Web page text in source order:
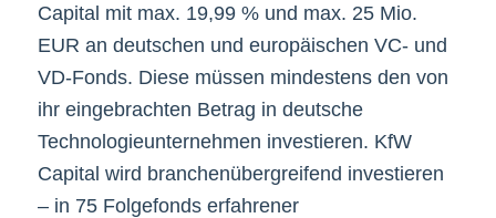
Capital mit max. 19,99 % und max. 25 Mio.
EUR an deutschen und europäischen VC- und
VD-Fonds. Diese müssen mindestens den von
ihr eingebrachten Betrag in deutsche
Technologieunternehmen investieren. KfW
Capital wird branchenübergreifend investieren
– in 75 Folgefonds erfahrener